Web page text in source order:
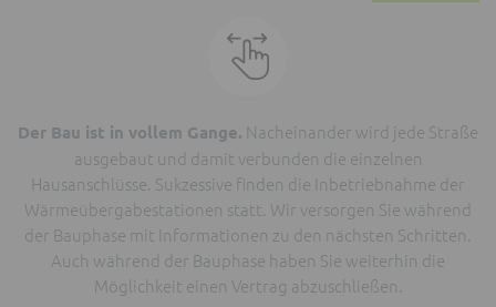
Der Bau ist in vollem Gange. Nacheinander wird jede Straße
ausgebaut und damit verbunden die einzelnen
Hausanschlüsse. Sukzessive finden die Inbetriebnahme der
Wärmeübergabestationen statt. Wir versorgen Sie während
der Bauphase mit Informationen zu den nächsten Schritten.
Auch während der Bauphase haben Sie weiterhin die
Möglichkeit einen Vertrag abzuschließen.